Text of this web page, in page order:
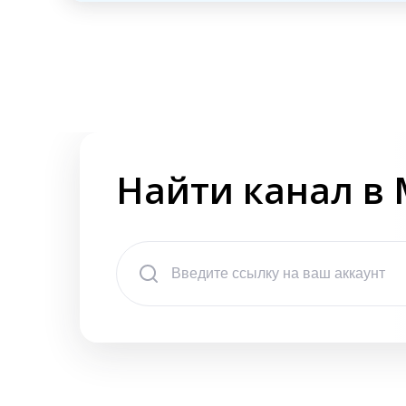
Найти канал в